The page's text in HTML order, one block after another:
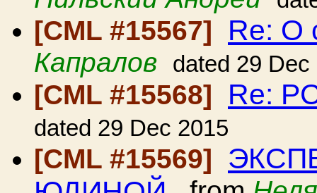
[CML #15567] Re: О
Капралов dated 29 Dec
[CML #15568] Re:
dated 29 Dec 2015
[CML #15569]